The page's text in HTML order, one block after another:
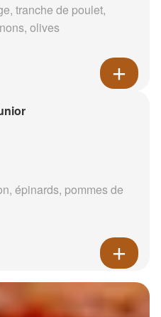
tranche de poulet,
olives
épinards, pommes de